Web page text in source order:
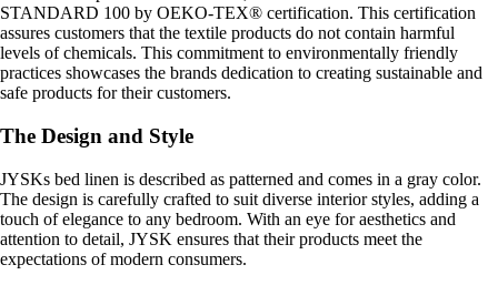
STANDARD 100 by OEKO-TEX® certification. This certification
assures customers that the textile products do not contain harmful
levels of chemicals. This commitment to environmentally friendly
practices showcases the brands dedication to creating sustainable and
safe products for their customers.
The Design and Style
JYSKs bed linen is described as patterned and comes in a gray color.
The design is carefully crafted to suit diverse interior styles, adding a
touch of elegance to any bedroom. With an eye for aesthetics and
attention to detail, JYSK ensures that their products meet the
expectations of modern consumers.